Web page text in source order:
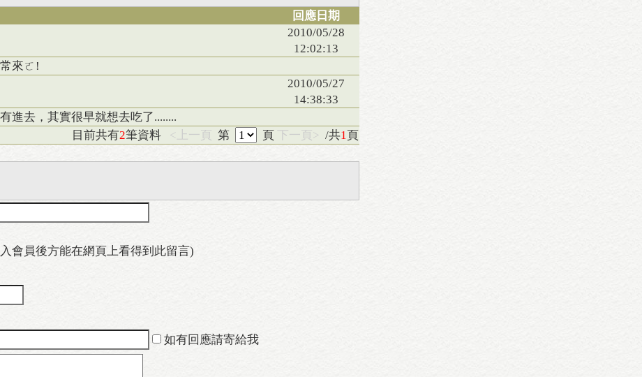
回應日期
2010/05/28
12:02:13
來ㄛ!
2010/05/27
14:38:33
進去，其實很早就想去吃了........
目前共有2筆資料 <上一頁 第 頁 下一頁> /共1頁
會員後方能在網頁上看得到此留言)
如有回應請寄給我